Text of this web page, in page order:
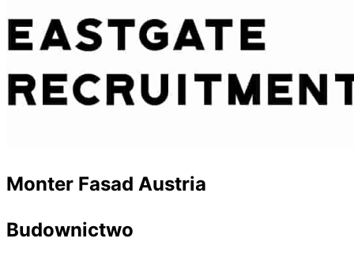
Monter Fasad Austria
Budownictwo